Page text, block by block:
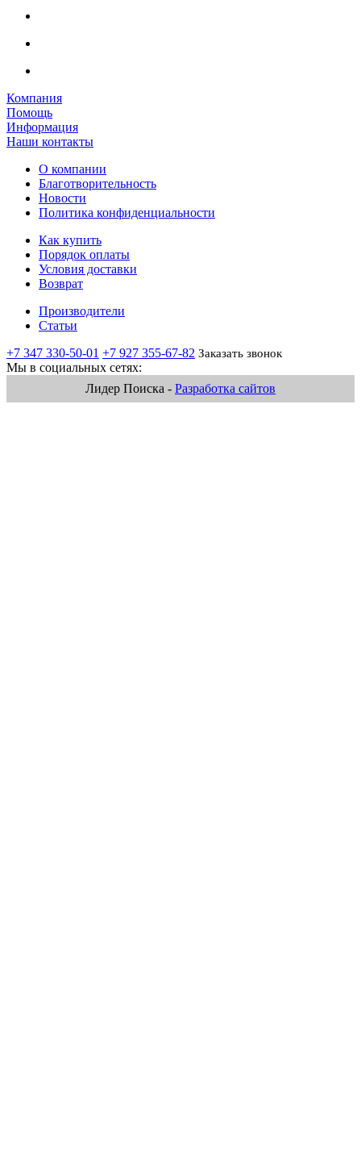
Компания
Помощь
Информация
Наши контакты
О компании
Благотворительность
Новости
Политика конфиденциальности
Как купить
Порядок оплаты
Условия доставки
Возврат
Производители
Статьи
+7 347 330-50-01 +7 927 355-67-82 Заказать звонок
Мы в социальных сетях:
Лидер Поиска - Разработка сайтов